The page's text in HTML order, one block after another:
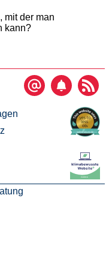
mit der man
kann?